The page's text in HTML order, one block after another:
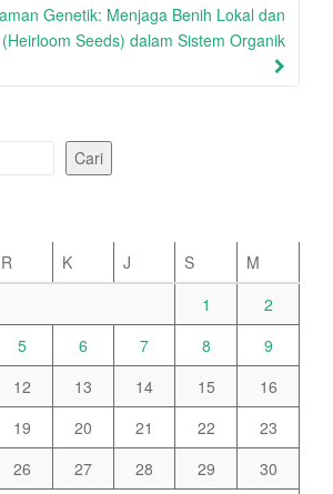
Genetik: Menjaga Benih Lokal dan
Seeds) dalam Sistem Organik
Cari
R K J S
M
1
2
5 6 7 8
9
12 13 14 15
16
19 20 21 22
23
26 27 28 29
30